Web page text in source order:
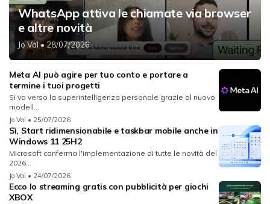
WhatsApp attiva le chiamate via browser
e altre novità
Jo Val• 28/07/2026
Meta AI può agire per tuo conto e portare a
termine i tuoi progetti
Si va verso la superintelligenza personale grazie al nuovo
modell...
Jo Val • 25/07/2026
Sì, Start ridimensionabile e taskbar mobile anche in
Windows 11 25H2
Microsoft conferma l'implementazione di tutte le novità del
2026...
Jo Val • 24/07/2026
Ecco lo streaming gratis con pubblicità per giochi
XBOX